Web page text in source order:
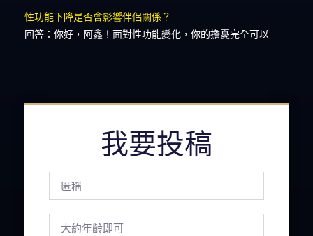
性功能下降是否會影響伴侶關係？
回答：你好，阿鑫！面對性功能變化，你的擔憂完全可以
我要投稿